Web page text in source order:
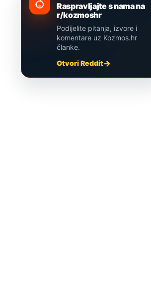
Raspravljajte s nama na
r/kozmoshr
Podijelite pitanja, izvore i
komentare uz Kozmos.hr
članke.
Otvori Reddit